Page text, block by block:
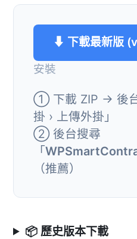
⬇ 下載最新版
安裝
① 下載 ZIP → 後台
掛 › 上傳外掛」
② 後台搜尋
「
（推薦）
📦 歷史版本下載